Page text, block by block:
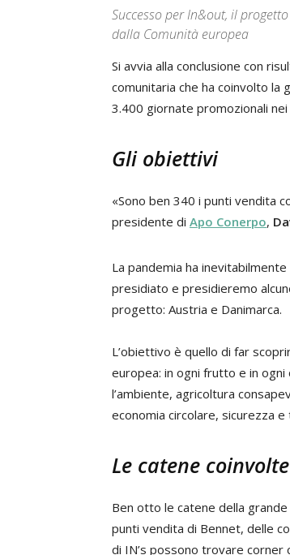
Successo per In&out, il
dalla Comunità europea
Si avvia alla conclusione con
comunitaria che ha coinvolto
3.400 giornate promozionali
Gli obiettivi
«Sono ben 340 i punti vendita
presidente di Apo Conerpo,
La pandemia ha
presidiato e presidieremo
progetto: Austria e Danimarca.
L’obiettivo è quello di far
europea: in ogni frutto e in
l’ambiente, agricoltura
economia circolare, sicurezza e
Le catene coinvolte
Ben otto le catene della
punti vendita di Bennet, delle
di IN’s possono trovare